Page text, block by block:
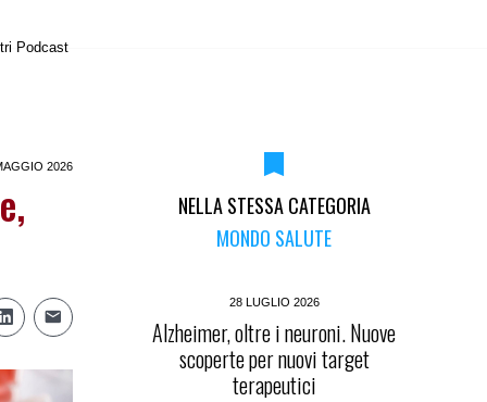
Podcast
2026
NELLA STESSA CATEGORIA
MONDO SALUTE
28 LUGLIO 2026
Alzheimer, oltre i neuroni. Nuove
scoperte per nuovi target
terapeutici